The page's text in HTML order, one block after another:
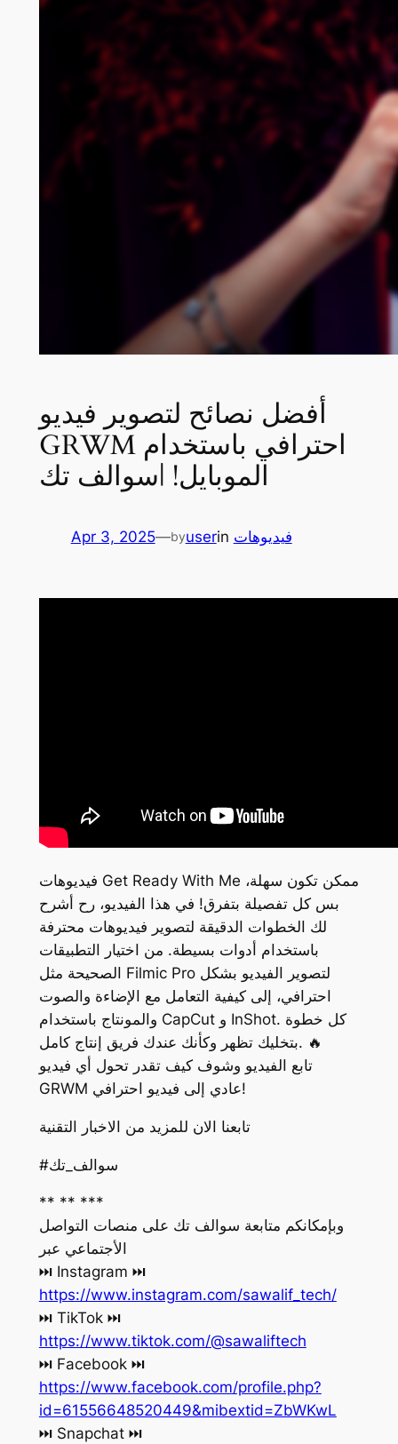
أفضل نصائح لتصوير فيديو
GRWM احترافي باستخدام
الموبايل! |سوالف تك
Apr 3, 2025—byuserin فيديوهات
فيديوهات Get Ready With Me ممكن تكون سهلة،
بس كل تفصيلة بتفرق! في هذا الفيديو، رح أشرح
لك الخطوات الدقيقة لتصوير فيديوهات محترفة
باستخدام أدوات بسيطة. من اختيار التطبيقات
الصحيحة مثل Filmic Pro لتصوير الفيديو بشكل
احترافي، إلى كيفية التعامل مع الإضاءة والصوت
والمونتاج باستخدام CapCut و InShot. كل خطوة
بتخليك تظهر وكأنك عندك فريق إنتاج كامل. 🔥
تابع الفيديو وشوف كيف تقدر تحول أي فيديو
GRWM عادي إلى فيديو احترافي!
تابعنا الان للمزيد من الاخبار التقنية
#سوالف_تك
** ** ***
وبإمكانكم متابعة سوالف تك على منصات التواصل
الأجتماعي عبر
‏⏭ Instagram ⏭
https://www.instagram.com/sawalif_tech/
‏⏭ TikTok ⏭
https://www.tiktok.com/@sawaliftech
‏⏭ Facebook ⏭
https://www.facebook.com/profile.php?
id=61556648520449&mibextid=ZbWKwL
‏⏭ Snapchat ⏭